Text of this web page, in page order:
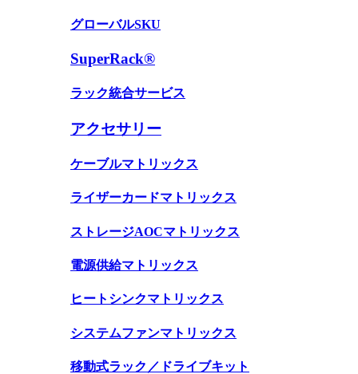
グローバルSKU
SuperRack®
ラック統合サービス
アクセサリー
ケーブルマトリックス
ライザーカードマトリックス
ストレージAOCマトリックス
電源供給マトリックス
ヒートシンクマトリックス
システムファンマトリックス
移動式ラック／ドライブキット